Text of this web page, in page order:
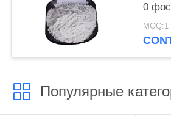
0
MOQ:1
Популярные